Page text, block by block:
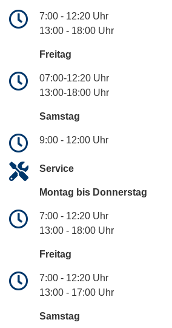
7:00 - 12:20 Uhr
13:00 - 18:00 Uhr
Freitag
07:00-12:20 Uhr
13:00-18:00 Uhr
Samstag
9:00 - 12:00 Uhr
Service
Montag bis Donnerstag
7:00 - 12:20 Uhr
13:00 - 18:00 Uhr
Freitag
7:00 - 12:20 Uhr
13:00 - 17:00 Uhr
Samstag